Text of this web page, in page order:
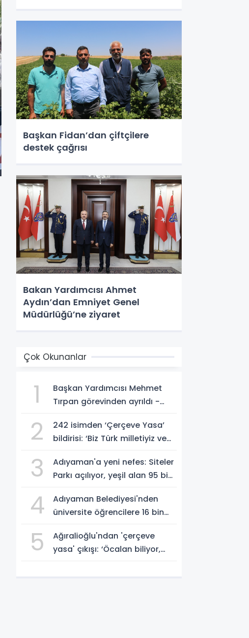
Başkan Fidan’dan çiftçilere
destek çağrısı
Bakan Yardımcısı Ahmet
Aydın’dan Emniyet Genel
Müdürlüğü’ne ziyaret
Çok Okunanlar
1
Başkan Yardımcısı Mehmet
Tırpan görevinden ayrıldı -
2
242 isimden ‘Çerçeve Yasa’
bildirisi: ‘Biz Türk milletiyiz ve
3
Adıyaman'a yeni nefes: Siteler
Parkı açılıyor, yeşil alan 95 bin
Haber
4
Adıyaman Belediyesi'nden
üniversite öğrencilere 16 bin
Videolu Haber
5
Ağıralioğlu'ndan 'çerçeve
yasa' çıkışı: ‘Öcalan biliyor,